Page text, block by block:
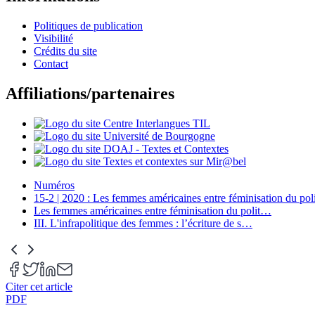
Politiques de publication
Visibilité
Crédits du site
Contact
Affiliations/partenaires
Numéros
15-2 | 2020 : Les femmes américaines entre féminisation du
Les femmes américaines entre féminisation du polit…
III. L'infrapolitique des femmes : l’écriture de s…
Citer cet article
PDF